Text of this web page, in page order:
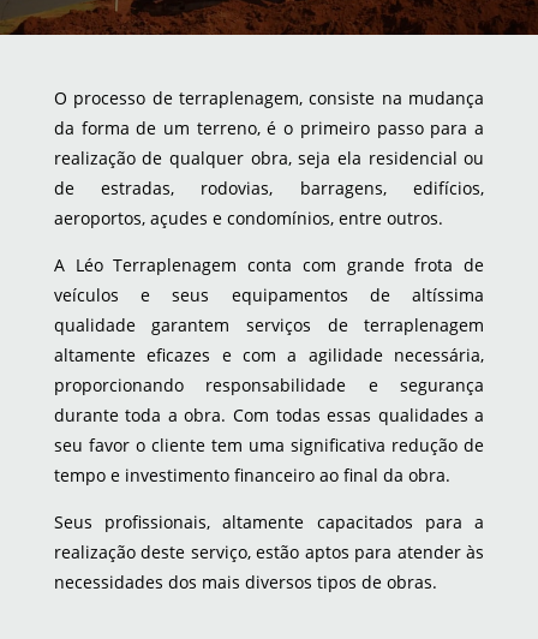
O processo de terraplenagem, consiste na mudança
da forma de um terreno, é o primeiro passo para a
realização de qualquer obra, seja ela residencial ou
de estradas, rodovias, barragens, edifícios,
aeroportos, açudes e condomínios, entre outros.
A Léo Terraplenagem conta com grande frota de
veículos e seus equipamentos de altíssima
qualidade garantem serviços de terraplenagem
altamente eficazes e com a agilidade necessária,
proporcionando responsabilidade e segurança
durante toda a obra. Com todas essas qualidades a
seu favor o cliente tem uma significativa redução de
tempo e investimento financeiro ao final da obra.
Seus profissionais, altamente capacitados para a
realização deste serviço, estão aptos para atender às
necessidades dos mais diversos tipos de obras.